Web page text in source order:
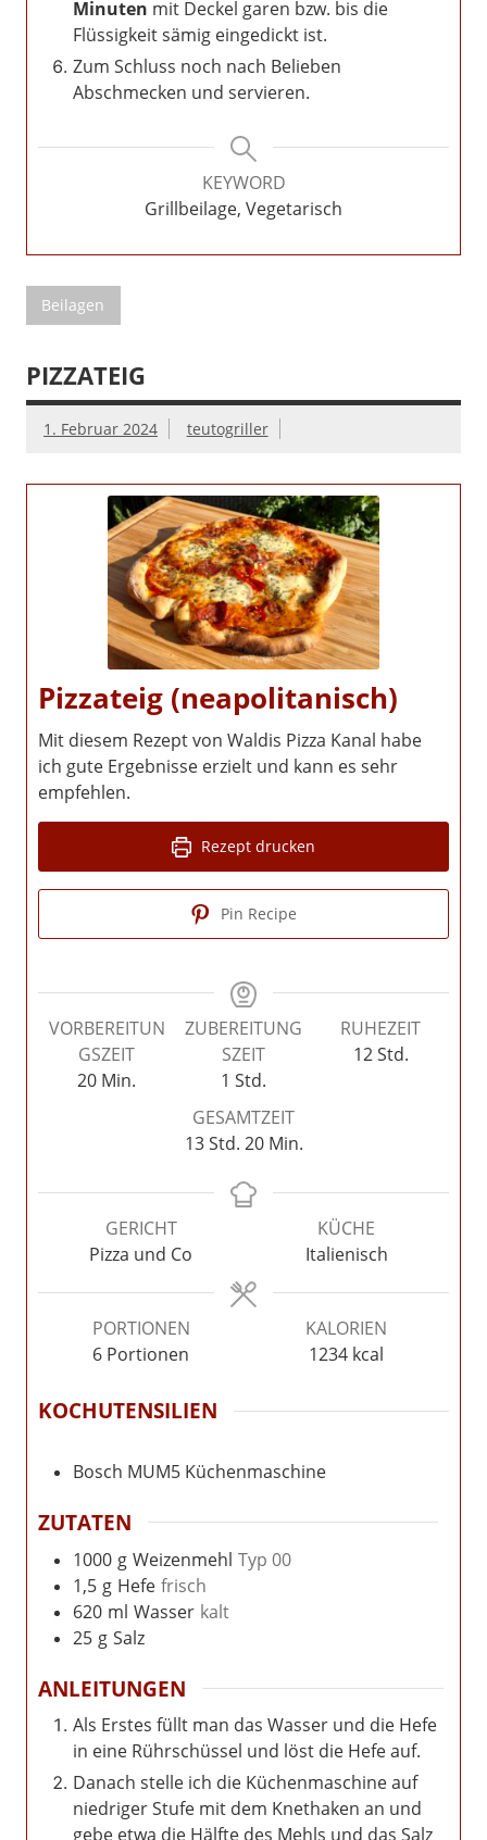
Minuten mit Deckel garen bzw. bis die
Flüssigkeit sämig eingedickt ist.
Zum Schluss noch nach Belieben
Abschmecken und servieren.
KEYWORD
Grillbeilage, Vegetarisch
Beilagen
PIZZATEIG
1. Februar 2024 teutogriller
Pizzateig (neapolitanisch)
Mit diesem Rezept von Waldis Pizza Kanal habe
ich gute Ergebnisse erzielt und kann es sehr
empfehlen.
Rezept drucken
Pin Recipe
VORBEREITUN
GSZEIT
20Minuten
Min.
ZUBEREITUNG
SZEIT
1 Stunde
Std.
RUHEZEIT
12Stunden
Std.
GESAMTZEIT
13Stunden
Std. 20Minuten
Min.
GERICHT
Pizza und Co
KÜCHE
Italienisch
PORTIONEN
6 Portionen
KALORIEN
1234 kcal
KOCHUTENSILIEN
Bosch MUM5 Küchenmaschine
ZUTATEN
1000 g Weizenmehl Typ 00
1,5 g Hefe frisch
620 ml Wasser kalt
25 g Salz
ANLEITUNGEN
Als Erstes füllt man das Wasser und die Hefe
in eine Rührschüssel und löst die Hefe auf.
Danach stelle ich die Küchenmaschine auf
niedriger Stufe mit dem Knethaken an und
gebe etwa die Hälfte des Mehls und das Salz